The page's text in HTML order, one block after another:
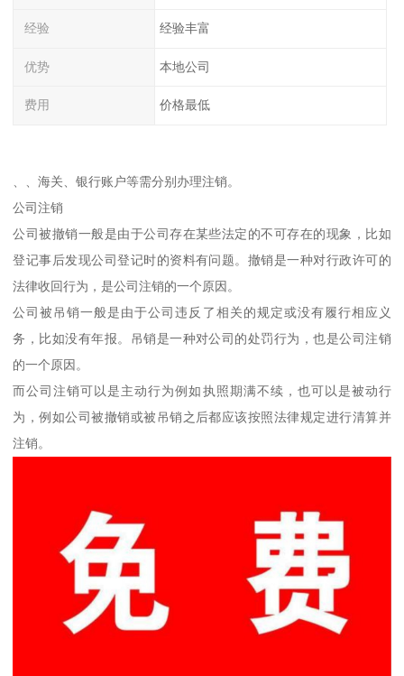
经验 经验丰富
优势 本地公司
费用 价格最低
、、海关、银行账户等需分别办理注销。
公司注销
公司被撤销一般是由于公司存在某些法定的不可存在的现象，比如
登记事后发现公司登记时的资料有问题。撤销是一种对行政许可的
法律收回行为，是公司注销的一个原因。
公司被吊销一般是由于公司违反了相关的规定或没有履行相应义
务，比如没有年报。吊销是一种对公司的处罚行为，也是公司注销
的一个原因。
而公司注销可以是主动行为例如执照期满不续，也可以是被动行
为，例如公司被撤销或被吊销之后都应该按照法律规定进行清算并
注销。